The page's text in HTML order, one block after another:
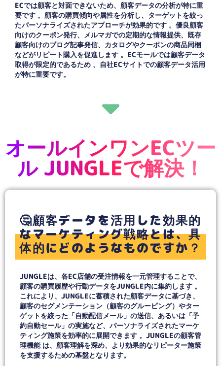
ECでは顧客と対面できないため、顧客データの分析が特に重
要です 。顧客の購買傾向や属性を分析し、ターゲットを絞っ
たパーソナライズされたアプローチが効果的です 。優良顧客
向けのクーポン発行、メルマガでの定期的な情報提供、既存
顧客向けのブログ記事発信、カタログやクーポンの商品同梱
などがリピート購入を促進します 。ECモールでは顧客データ
取得が限定的であるため 、自社ECサイトでの顧客データ活用
が特に重要です。
オールインワンECツー
ル JUNGLEで解決！
🤔顧客データを活用した効果的
なマーケティング戦略とは、具
体的にどのようなものですか？
JUNGLEは、各EC店舗の受注情報を一元管理することで、
顧客の購買履歴や行動データをJUNGLE内に集約します 。
これにより、JUNGLEに蓄積された顧客データに基づき、
顧客のセグメンテーション（顧客のグルーピング）やター
ゲットを絞った「自動配信メール」の送信、あるいは「予
約自動セール」の実施など、パーソナライズされたマーケ
ティング施策を効率的に展開できます 。JUNGLEの顧客管
理機能 は、顧客理解を深め、より効果的なリピーター施策
を支援するための基盤となります。